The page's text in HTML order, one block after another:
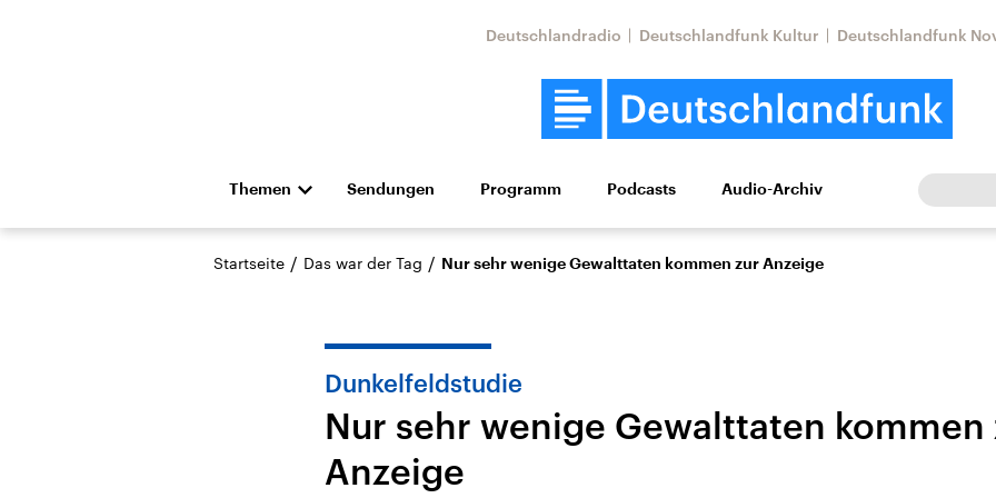
Deutschlandradio Deutschlandfunk Kultur Deutschlandfunk
Themen
Die Nachrichten Politik Wirtschaft Wissen Kultur Europa
Hörspiel und Feature Musik
Landtagswahl Sachsen-
Anhalt 2026
USA
Aktuelle Beiträge,
Sendungen Programm Podcasts Audio-Archiv
Startseite / Das war der Tag / Nur sehr wenige Gewalttaten kommen zur Anzeige
Dunkelfeldstudie
Nur sehr wenige Gewalttaten kommen
Anzeige